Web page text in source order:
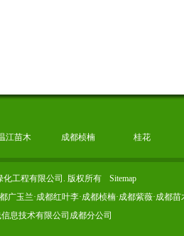
江苗木 成都桢楠 桂花
化工程有限公司. 版权所有
Sitemap
广玉兰·成都红叶李·成都桢楠·成都紫薇·成都苗
息技术有限公司成都分公司